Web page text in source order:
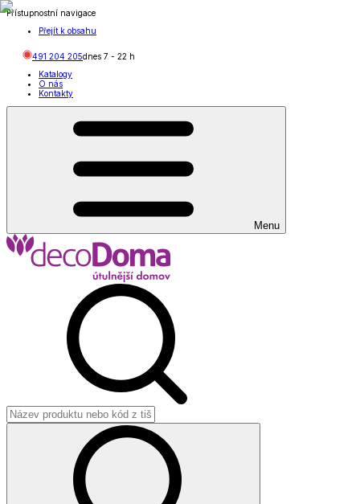
Přístupnostní navigace
Přejít k obsahu
491 204 205dnes 7 - 22 h
Katalogy
O nás
Kontakty
Menu